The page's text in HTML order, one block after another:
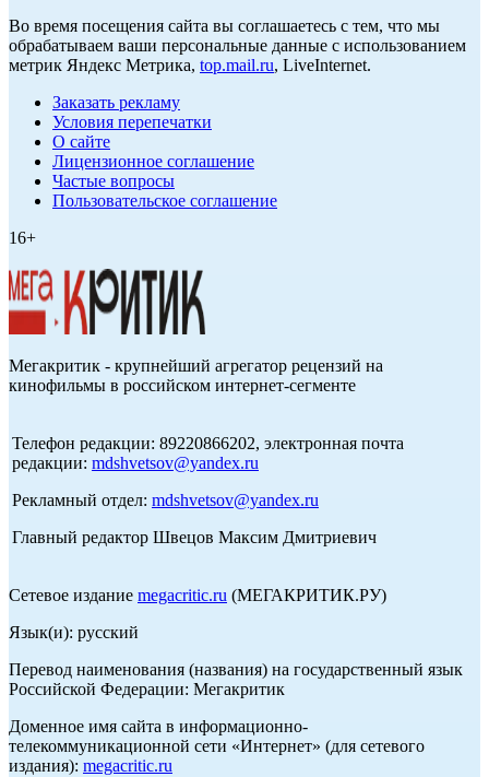
Во время посещения сайта вы соглашаетесь с тем, что мы
обрабатываем ваши персональные данные с использованием
метрик Яндекс Метрика, top.mail.ru, LiveInternet.
Заказать рекламу
Условия перепечатки
О сайте
Лицензионное соглашение
Частые вопросы
Пользовательское соглашение
16+
Мегакритик - крупнейший агрегатор рецензий на
кинофильмы в российском интернет-сегменте
Телефон редакции: 89220866202, электронная почта
редакции: mdshvetsov@yandex.ru
Рекламный отдел: mdshvetsov@yandex.ru
Главный редактор Швецов Максим Дмитриевич
Сетевое издание megacritic.ru (МЕГАКРИТИК.РУ)
Язык(и): русский
Перевод наименования (названия) на государственный язык
Российской Федерации: Мегакритик
Доменное имя сайта в информационно-
телекоммуникационной сети «Интернет» (для сетевого
издания): megacritic.ru